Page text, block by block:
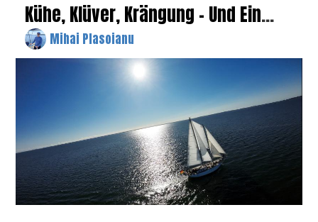
Kühe, Klüver, Krängung – Und Ein
Schlagkräftiger Baum
Mihai Plasoianu